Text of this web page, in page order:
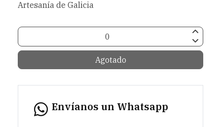
Artesanía de Galicia
Agotado
Envíanos un Whatsapp